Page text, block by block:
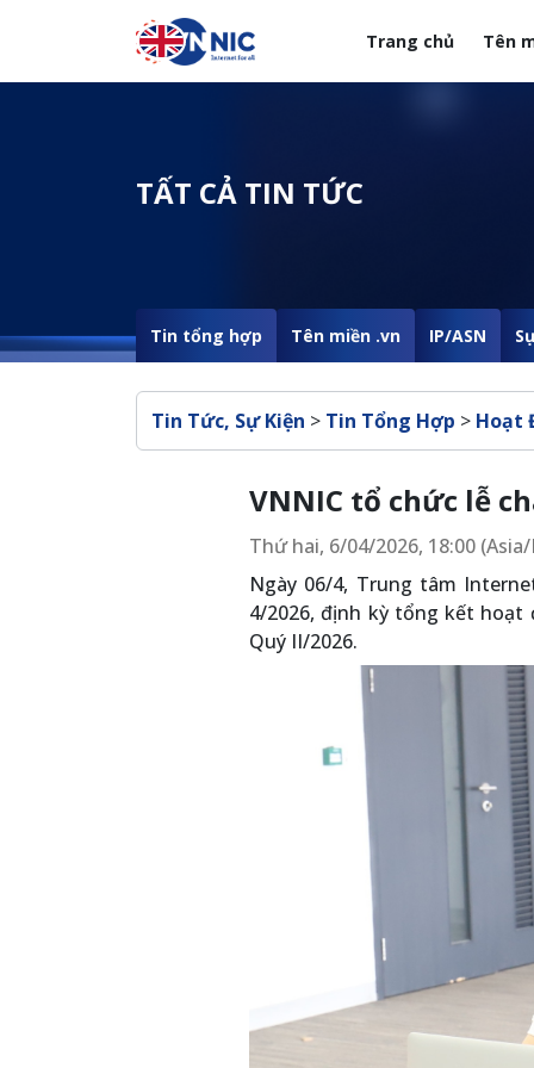
Nhảy đến nội dung
Trang chủ Tên
Menuheader của
TẤT CẢ TIN TỨC
Tin tổng hợp Tên miền .vn IP/ASN
Breadcrumb
Tin Tức, Sự Kiện > Tin Tổng Hợp > Hoạt
VNNIC tổ chức lễ
Thứ hai, 6/04/2026, 18:00
Ngày 06/4, Trung tâm
4/2026, định kỳ tổng kết
Quý II/2026.